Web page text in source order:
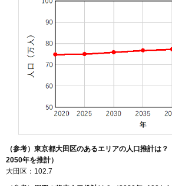
（参考）東京都大田区のあるエリアの人口推計は？
2050年を推計）
大田区：102.7